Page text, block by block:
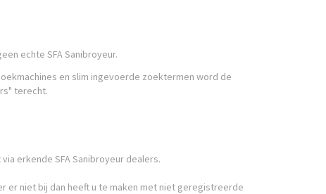
echte SFA Sanibroyeur.
en slim ingevoerde zoektermen word de
terecht.
erkende SFA Sanibroyeur dealers.
er niet bij dan heeft u te maken met niet geregistreerde